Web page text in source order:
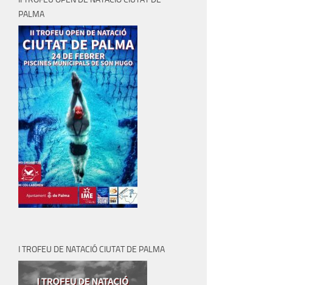
PALMA
I TROFEU DE NATACIÓ CIUTAT DE PALMA